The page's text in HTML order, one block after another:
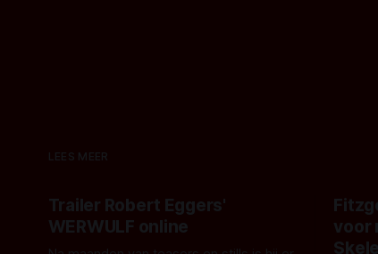
LEES MEER
Trailer Robert Eggers'
WERWULF online
voor